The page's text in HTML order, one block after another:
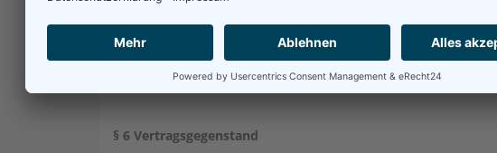
Die Tanzschule ist berechtigt Foto und Video Aufnahmen
während dem Aufenthalt bei Veranstaltungen und Kursen der
Tanzschule zu erstellen und diese auf der Website und
anderen sozialen Netzwerken (Facebook) zu veröffentlichen.
§ 6 Vertragsgegenstand